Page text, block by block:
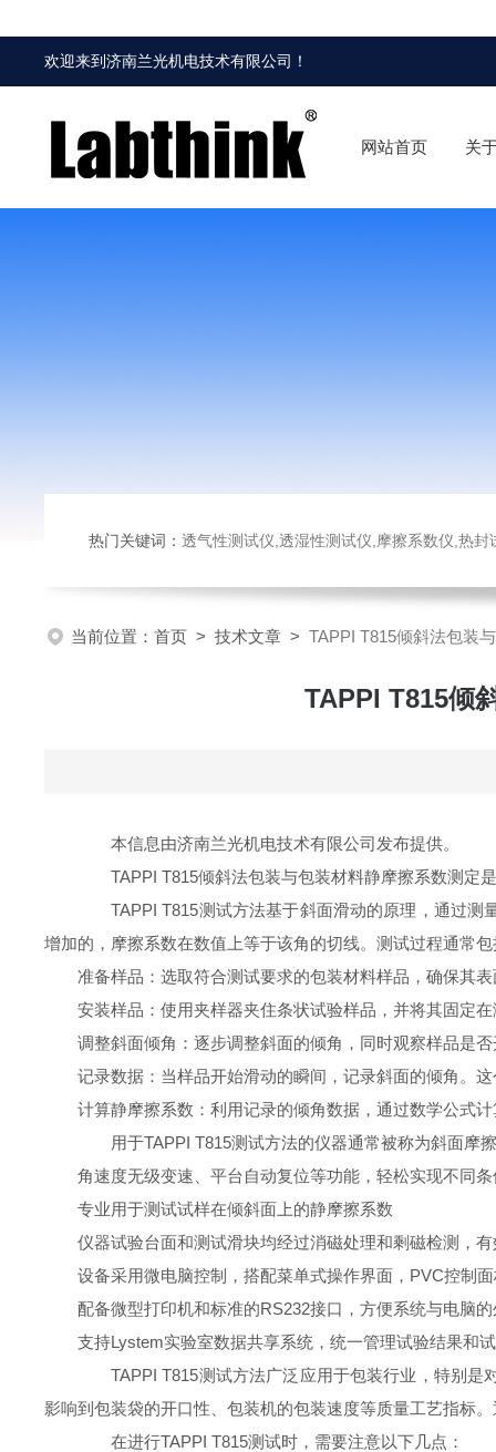
欢迎来到济南兰光机电技术有限公司 ！
网站首页 关
热门关键词： 透气性测试仪,透湿性测试仪,摩擦系数仪,热封试验仪,
当前位置： 首页 > 技术文章 > TAPPI T815倾斜法包装
TAPPI T815倾
本信息由济南兰光机电技术有限公司发布提供。
TAPPI T815倾斜法包装与包装材料静摩擦系数测定
TAPPI T815测试方法基于斜面滑动的原理，通过测
增加的，摩擦系数在数值上等于该角的切线。测试过程通常
准备样品：选取符合测试要求的包装材料样品，确保其
安装样品：使用夹样器夹住条状试验样品，并将其固定
调整斜面倾角：逐步调整斜面的倾角，同时观察样品是
记录数据：当样品开始滑动的瞬间，记录斜面的倾角。
计算静摩擦系数：利用记录的倾角数据，通过数学公式
用于TAPPI T815测试方法的仪器通常被称为斜面摩擦
角速度无级变速、平台自动复位等功能，轻松实现不同
专业用于测试试样在倾斜面上的静摩擦系数
仪器试验台面和测试滑块均经过消磁处理和剩磁检测，
设备采用微电脑控制，搭配菜单式操作界面，PVC控制
配备微型打印机和标准的RS232接口，方便系统与电脑
支持Lystem实验室数据共享系统，统一管理试验结果和
TAPPI T815测试方法广泛应用于包装行业，特别是
影响到包装袋的开口性、包装机的包装速度等质量工艺指标
在进行TAPPI T815测试时，需要注意以下几点：